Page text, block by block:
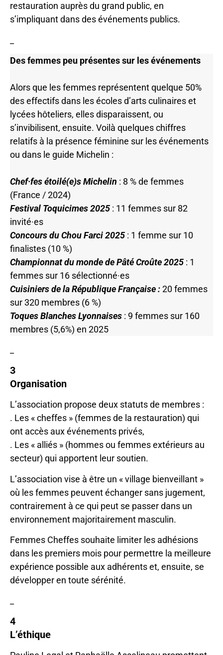
restauration auprès du grand public, en
s’impliquant dans des événements publics.
Des femmes peu présentes sur les événements
Alors que les femmes représentent quelque 50%
des effectifs dans les écoles d’arts culinaires et
lycées hôteliers, elles disparaissent, ou
s’invibilisent, ensuite. Voilà quelques chiffres
relatifs à la présence féminine sur les événements
ou dans le guide Michelin :
Chef·fes étoilé(e)s Michelin : 8 % de femmes
(France / 2024)
Festival Toquicimes 2025 : 11 femmes sur 82
invité·es
Concours du Chou Farci 2025 : 1 femme sur 10
finalistes (10 %)
Championnat du monde de Pâté Croûte 2025 : 1
femmes sur 16 sélectionné·es
Cuisiniers de la République Française :20 femmes
sur 320 membres (6 %)
Toques Blanches Lyonnaises : 9 femmes sur 160
membres (5,6%) en 2025
3
Organisation
L’association propose deux statuts de membres :
. Les « cheffes » (femmes de la restauration) qui
ont accès aux événements privés,
. Les « alliés » (hommes ou femmes extérieurs au
secteur) qui apportent leur soutien.
L’association vise à être un « village bienveillant »
où les femmes peuvent échanger sans jugement,
contrairement à ce qui peut se passer dans un
environnement majoritairement masculin.
Femmes Cheffes souhaite limiter les adhésions
dans les premiers mois pour permettre la meilleure
expérience possible aux adhérents et, ensuite, se
développer en toute sérénité.
4
L’éthique